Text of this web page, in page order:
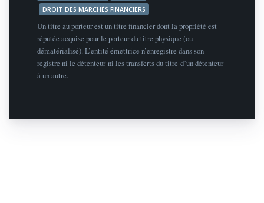
DROIT DES MARCHÉS FINANCIERS
Un titre au porteur est un titre financier dont la propriété est
réputée acquise pour le porteur du titre physique (ou
dématérialisé). L’entité émettrice n’enregistre dans son
registre ni le détenteur ni les transferts du titre d’un détenteur
à un autre.